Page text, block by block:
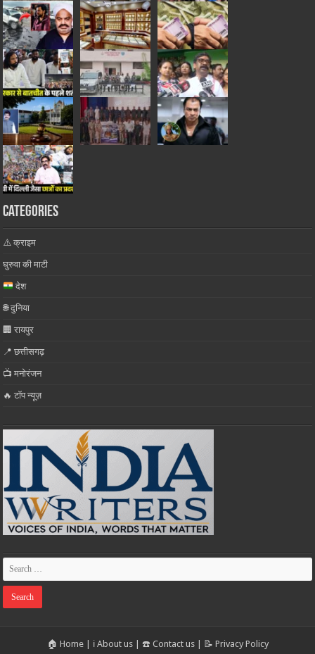
Categories
⚠️ क्राइम
घुरुवा की माटी
देश
🌐 दुनिया
🏢 रायपुर
📍 छत्तीसगढ़
📺 मनोरंजन
🔥 टॉप न्यूज़
🏠 Home| ℹ️ About us| ☎️ Contact us| 📝 Privacy Policy